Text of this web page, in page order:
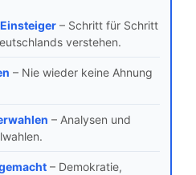
– Schritt für Schritt
verstehen.
– Nie wieder keine Ahnung
– Analysen und
– Demokratie,